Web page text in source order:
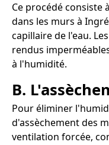
Ce procédé
dans les murs à
capillaire de l'eau.
rendus
à l'humidité.
B.
Pour éliminer
d'assèchement des
ventilation forcée,